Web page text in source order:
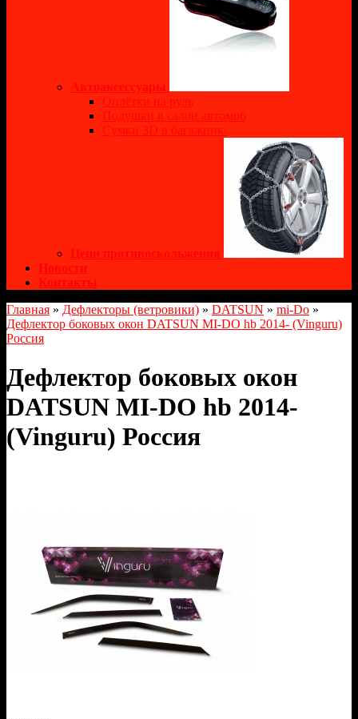
Автоаксессуары
Оплётки на руль
Подушки в салон автомоб
Сумки 3D в багажник.
Цепи противоскольжения
Новости
Контакты
Главная » Дефлекторы (ветровики) » DATSUN » mi-Do »
Дефлектор боковых окон DATSUN MI-DO hb 2014- (Vinguru)
Россия
Дефлектор боковых окон
DATSUN MI-DO hb 2014-
(Vinguru) Россия